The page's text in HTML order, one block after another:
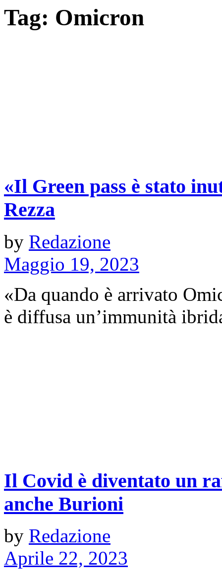
Tag: Omicron
«Il Green pass è stato
Rezza
by Redazione
Maggio 19, 2023
«Da quando è arrivato
è diffusa un’immunità
Il Covid è diventato un
anche Burioni
by Redazione
Aprile 22, 2023